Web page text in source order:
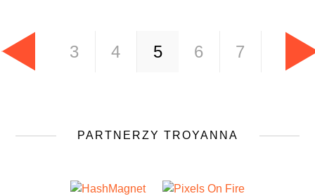
3 4 5 6 7
PARTNERZY TROYANNA